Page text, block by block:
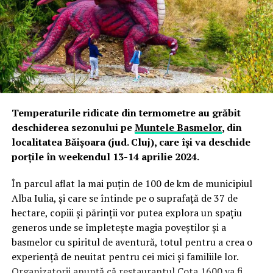
mai, în cadrul Zilelor Clujului. La standul amenajat de
Clubul Oamenilor de Afaceri de Limbă Germană din
Transilvania de Nord (DWNT), împreună cu PENNY
România, pe strada Kogălniceanu, vizitatorii au avut
parte de un program divers dedicat tuturor vârstelor.
Temperaturile ridicate din termometre au grăbit
deschiderea sezonului peMuntele Basmelor, din
localitatea Băișoara (jud. Cluj), care își va deschide
porțile în weekendul 13-14 aprilie 2024.
În parcul aflat la mai puțin de 100 de km de municipiul
Alba Iulia, și care se întinde pe o suprafață de 37 de
hectare, copiii și părinții vor putea explora un spațiu
generos unde se împletește magia poveștilor și a
basmelor cu spiritul de aventură, totul pentru a crea o
experiență de neuitat pentru cei mici și familiile lor.